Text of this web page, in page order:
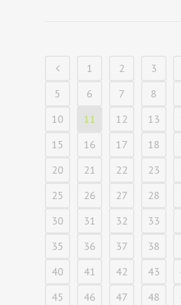
1 2 3
5
6 7 8
10
11 12 13
15
16 17 18
20
21 22 23
25
26 27 28
30
31 32 33
35
36 37 38
40
41 42 43
45
46 47 48